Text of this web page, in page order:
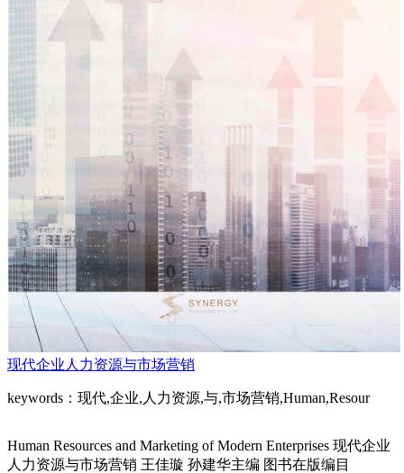
现代企业人力资源与市场营销
keywords：现代,企业,人力资源,与,市场营销,Human,Resour
Human Resources and Marketing of Modern Enterprises 现代企业
人力资源与市场营销 王佳璇 孙建华主编 图书在版编目